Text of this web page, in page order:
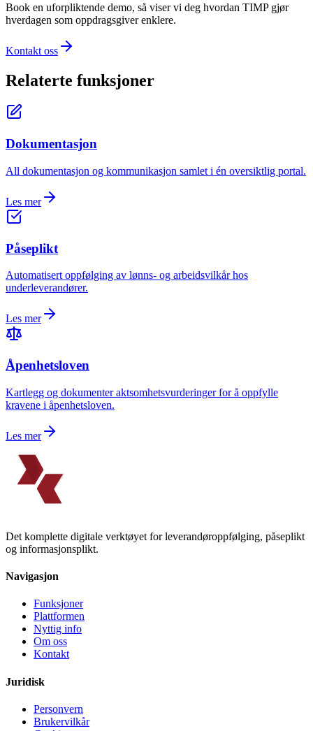
Book en uforpliktende demo, så viser vi deg hvordan TIMP gjør
hverdagen som oppdragsgiver enklere.
Kontakt oss
Relaterte funksjoner
Dokumentasjon
All dokumentasjon og kommunikasjon samlet i én oversiktlig portal.
Les mer
Påseplikt
Automatisert oppfølging av lønns- og arbeidsvilkår hos
underleverandører.
Les mer
Åpenhetsloven
Kartlegg og dokumenter aktsomhetsvurderinger for å oppfylle
kravene i åpenhetsloven.
Les mer
Det komplette digitale verktøyet for leverandøroppfølging, påseplikt
og informasjonsplikt.
Navigasjon
Funksjoner
Plattformen
Nyttig info
Om oss
Kontakt
Juridisk
Personvern
Brukervilkår